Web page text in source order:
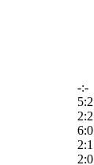
-:-
5:2
2:2
6:0
2:1
2:0